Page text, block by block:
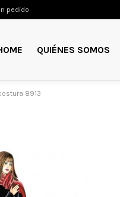
pedido
QUIÉNES SOMOS
8913